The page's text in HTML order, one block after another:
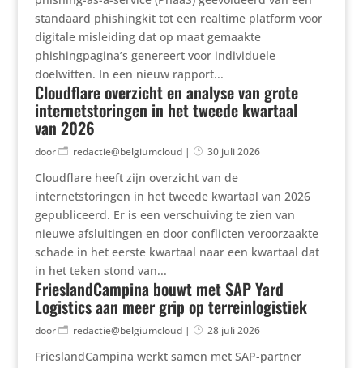
standaard phishingkit tot een realtime platform voor
digitale misleiding dat op maat gemaakte
phishingpagina’s genereert voor individuele
doelwitten. In een nieuw rapport...
Cloudflare overzicht en analyse van grote
internetstoringen in het tweede kwartaal
van 2026
door redactie@belgiumcloud| 30 juli 2026
Cloudflare heeft zijn overzicht van de
internetstoringen in het tweede kwartaal van 2026
gepubliceerd. Er is een verschuiving te zien van
nieuwe afsluitingen en door conflicten veroorzaakte
schade in het eerste kwartaal naar een kwartaal dat
in het teken stond van...
FrieslandCampina bouwt met SAP Yard
Logistics aan meer grip op terreinlogistiek
door redactie@belgiumcloud| 28 juli 2026
FrieslandCampina werkt samen met SAP-partner